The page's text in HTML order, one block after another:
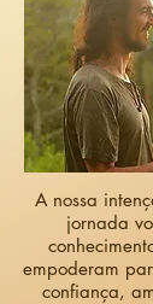
A nossa
jornada
empoderam
confiança,